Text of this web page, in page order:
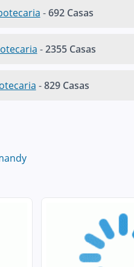
-692 Casas
-2355 Casas
-829 Casas